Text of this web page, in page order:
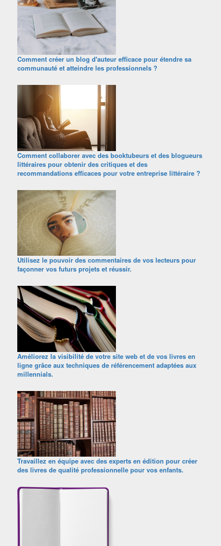
Comment créer un blog d'auteur efficace pour étendre sa
communauté et atteindre les professionnels ?
Comment collaborer avec des booktubeurs et des blogueurs
littéraires pour obtenir des critiques et des
recommandations efficaces pour votre entreprise littéraire ?
Utilisez le pouvoir des commentaires de vos lecteurs pour
façonner vos futurs projets et réussir.
Améliorez la visibilité de votre site web et de vos livres en
ligne grâce aux techniques de référencement adaptées aux
millennials.
Travaillez en équipe avec des experts en édition pour créer
des livres de qualité professionnelle pour vos enfants.